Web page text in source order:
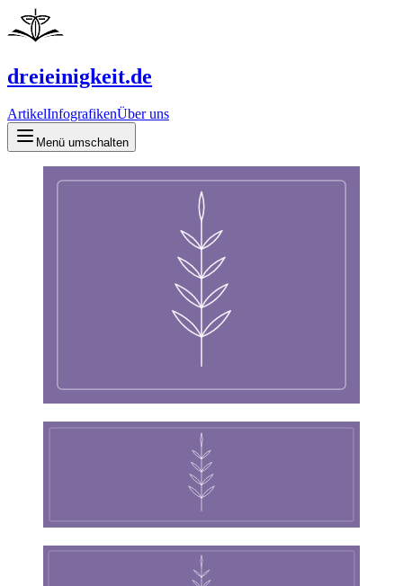
dreieinigkeit.de
ArtikelInfografikenÜber uns
Menü umschalten